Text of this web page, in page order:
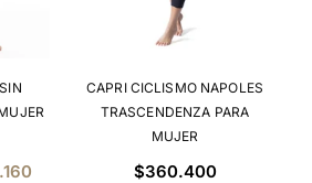
CAPRI CICLISMO NAPOLES
TRASCENDENZA PARA
MUJER
Precio
$360.400